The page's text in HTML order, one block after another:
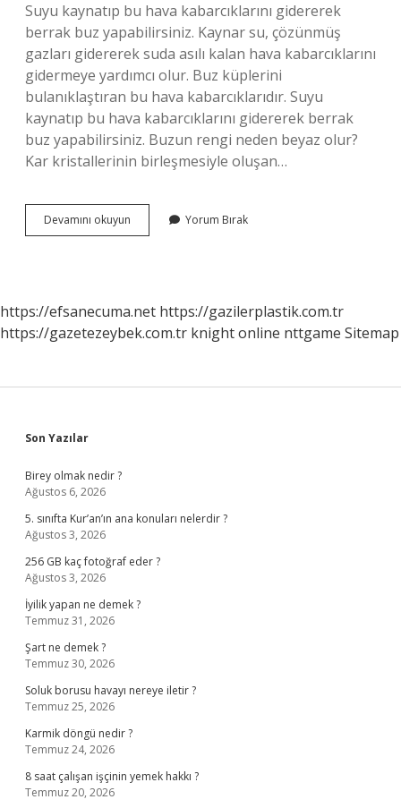
Suyu kaynatıp bu hava kabarcıklarını gidererek
berrak buz yapabilirsiniz. Kaynar su, çözünmüş
gazları gidererek suda asılı kalan hava kabarcıklarını
gidermeye yardımcı olur. Buz küplerini
bulanıklaştıran bu hava kabarcıklarıdır. Suyu
kaynatıp bu hava kabarcıklarını gidererek berrak
buz yapabilirsiniz. Buzun rengi neden beyaz olur?
Kar kristallerinin birleşmesiyle oluşan…
Devamını okuyun
Beyaz
Yorum Bırak
https://efsanecuma.net https://gazilerplastik.com.tr
https://gazetezeybek.com.tr knight online nttgame Sitemap
Sidebar
Son Yazılar
Birey olmak nedir ?
Ağustos 6, 2026
5. sınıfta Kur’an’ın ana konuları nelerdir ?
Ağustos 3, 2026
256 GB kaç fotoğraf eder ?
Ağustos 3, 2026
İyilik yapan ne demek ?
Temmuz 31, 2026
Şart ne demek ?
Temmuz 30, 2026
Soluk borusu havayı nereye iletir ?
Temmuz 25, 2026
Karmik döngü nedir ?
Temmuz 24, 2026
8 saat çalışan işçinin yemek hakkı ?
Temmuz 20, 2026